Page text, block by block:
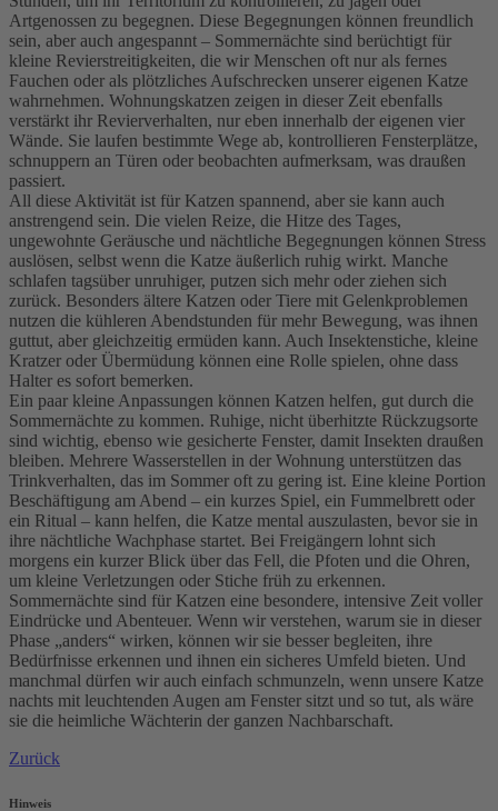
Artgenossen zu begegnen. Diese Begegnungen können freundlich
sein, aber auch angespannt – Sommernächte sind berüchtigt für
kleine Revierstreitigkeiten, die wir Menschen oft nur als fernes
Fauchen oder als plötzliches Aufschrecken unserer eigenen Katze
wahrnehmen. Wohnungskatzen zeigen in dieser Zeit ebenfalls
verstärkt ihr Revierverhalten, nur eben innerhalb der eigenen vier
Wände. Sie laufen bestimmte Wege ab, kontrollieren Fensterplätze,
schnuppern an Türen oder beobachten aufmerksam, was draußen
passiert.
All diese Aktivität ist für Katzen spannend, aber sie kann auch
anstrengend sein. Die vielen Reize, die Hitze des Tages,
ungewohnte Geräusche und nächtliche Begegnungen können Stress
auslösen, selbst wenn die Katze äußerlich ruhig wirkt. Manche
schlafen tagsüber unruhiger, putzen sich mehr oder ziehen sich
zurück. Besonders ältere Katzen oder Tiere mit Gelenkproblemen
nutzen die kühleren Abendstunden für mehr Bewegung, was ihnen
guttut, aber gleichzeitig ermüden kann. Auch Insektenstiche, kleine
Kratzer oder Übermüdung können eine Rolle spielen, ohne dass
Halter es sofort bemerken.
Ein paar kleine Anpassungen können Katzen helfen, gut durch die
Sommernächte zu kommen. Ruhige, nicht überhitzte Rückzugsorte
sind wichtig, ebenso wie gesicherte Fenster, damit Insekten draußen
bleiben. Mehrere Wasserstellen in der Wohnung unterstützen das
Trinkverhalten, das im Sommer oft zu gering ist. Eine kleine Portion
Beschäftigung am Abend – ein kurzes Spiel, ein Fummelbrett oder
ein Ritual – kann helfen, die Katze mental auszulasten, bevor sie in
ihre nächtliche Wachphase startet. Bei Freigängern lohnt sich
morgens ein kurzer Blick über das Fell, die Pfoten und die Ohren,
um kleine Verletzungen oder Stiche früh zu erkennen.
Sommernächte sind für Katzen eine besondere, intensive Zeit voller
Eindrücke und Abenteuer. Wenn wir verstehen, warum sie in dieser
Phase „anders“ wirken, können wir sie besser begleiten, ihre
Bedürfnisse erkennen und ihnen ein sicheres Umfeld bieten. Und
manchmal dürfen wir auch einfach schmunzeln, wenn unsere Katze
nachts mit leuchtenden Augen am Fenster sitzt und so tut, als wäre
sie die heimliche Wächterin der ganzen Nachbarschaft.
Zurück
Hinweis